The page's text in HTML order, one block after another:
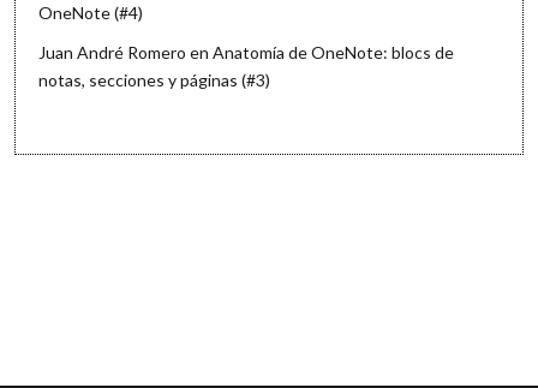
OneNote (#4)
Juan André Romero enAnatomía de OneNote: blocs de
notas, secciones y páginas (#3)